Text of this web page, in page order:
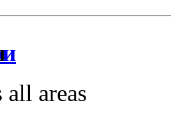
all areas